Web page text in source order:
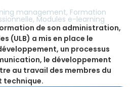
management, Formation
, Modules e-learning
de son administration,
(ULB) a mis en place le
un processus
le développement
au travail des membres du
technique.